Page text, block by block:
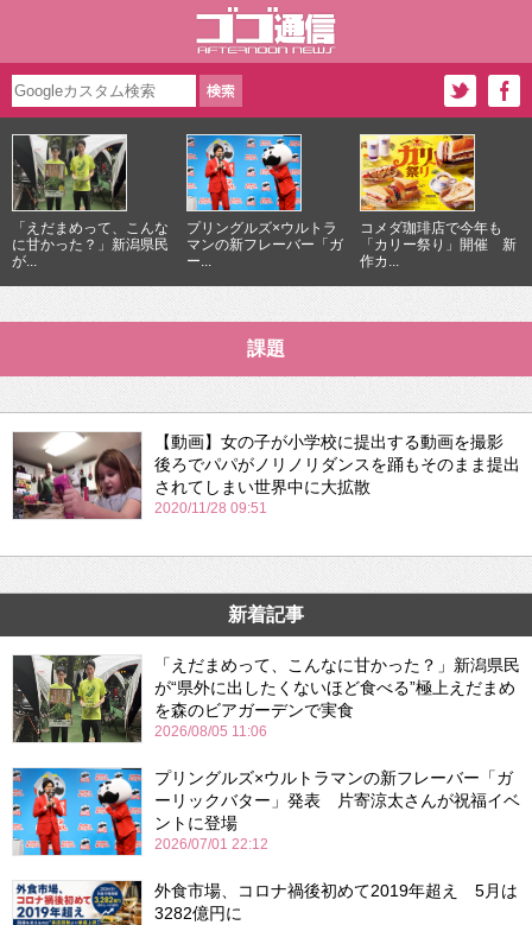
「えだまめって、こんな
に甘かった？」新潟県民
が...
プリングルズ×ウルトラ
マンの新フレーバー「ガ
ー...
コメダ珈琲店で今年も
「カリー祭り」開催 新
作カ...
課題
【動画】女の子が小学校に提出する動画を撮影
後ろでパパがノリノリダンスを踊もそのまま提出
されてしまい世界中に大拡散
2020/11/28 09:51
新着記事
「えだまめって、こんなに甘かった？」新潟県民
が“県外に出したくないほど食べる”極上えだまめ
を森のビアガーデンで実食
2026/08/05 11:06
プリングルズ×ウルトラマンの新フレーバー「ガ
ーリックバター」発表 片寄涼太さんが祝福イベ
ントに登場
2026/07/01 22:12
外食市場、コロナ禍後初めて2019年超え 5月は
3282億円に